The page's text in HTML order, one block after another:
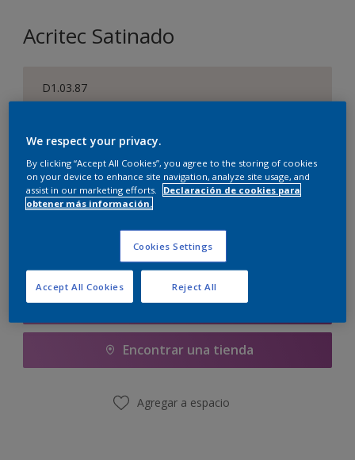
Acritec Satinado
D1.03.87
Cambiar de color
Tamaño
750 ML
Agregar a la lista de deseos
Encontrar una tienda
Agregar a espacio
We respect your privacy.
By clicking “Accept All Cookies”, you agree to the storing of cookies
on your device to enhance site navigation, analyze site usage, and
assist in our marketing efforts.
Declaración de cookies para
obtener más información.
Cookies Settings
Reject All
Accept All Cookies